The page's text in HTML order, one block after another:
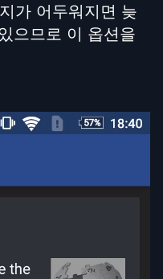
가 어두워지면 늦
으므로 이 옵션을